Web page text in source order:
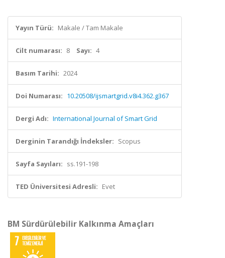
Yayın Türü: Makale / Tam Makale
Cilt numarası: 8 Sayı: 4
Basım Tarihi: 2024
Doi Numarası: 10.20508/ijsmartgrid.v8i4.362.g367
Dergi Adı: International Journal of Smart Grid
Derginin Tarandığı İndeksler: Scopus
Sayfa Sayıları: ss.191-198
TED Üniversitesi Adresli: Evet
BM Sürdürülebilir Kalkınma Amaçları